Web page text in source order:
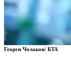
Георги Чолаков/ БТА